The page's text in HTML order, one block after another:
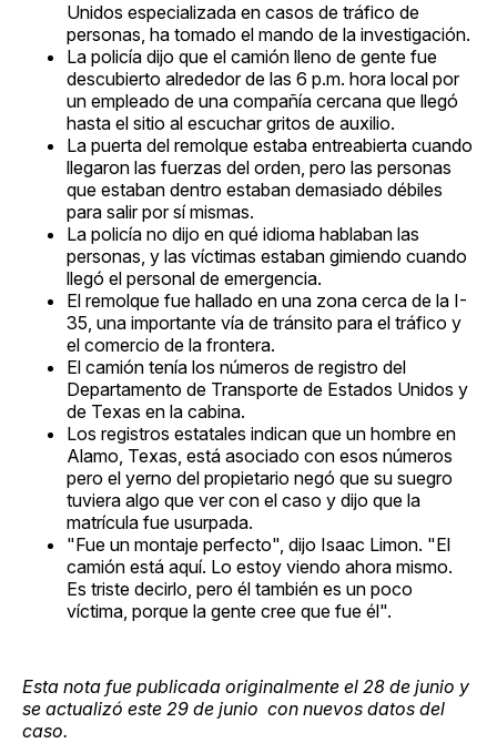
Unidos especializada en casos de tráfico de
personas, ha tomado el mando de la investigación.
La policía dijo que el camión lleno de gente fue
descubierto alrededor de las 6 p.m. hora local por
un empleado de una compañía cercana que llegó
hasta el sitio al escuchar gritos de auxilio.
La puerta del remolque estaba entreabierta cuando
llegaron las fuerzas del orden, pero las personas
que estaban dentro estaban demasiado débiles
para salir por sí mismas.
La policía no dijo en qué idioma hablaban las
personas, y las víctimas estaban gimiendo cuando
llegó el personal de emergencia.
El remolque fue hallado en una zona cerca de la I-
35, una importante vía de tránsito para el tráfico y
el comercio de la frontera.
El camión tenía los números de registro del
Departamento de Transporte de Estados Unidos y
de Texas en la cabina.
Los registros estatales indican que un hombre en
Alamo, Texas, está asociado con esos números
pero el yerno del propietario negó que su suegro
tuviera algo que ver con el caso y dijo que la
matrícula fue usurpada.
"Fue un montaje perfecto", dijo Isaac Limon. "El
camión está aquí. Lo estoy viendo ahora mismo.
Es triste decirlo, pero él también es un poco
víctima, porque la gente cree que fue él".
Esta nota fue publicada originalmente el 28 de junio y
se actualizó este 29 de junio con nuevos datos del
caso.